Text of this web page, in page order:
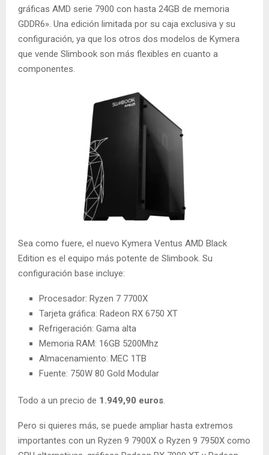
gráficas AMD serie 7900 con hasta 24GB de memoria
GDDR6». Una edición limitada por su caja exclusiva y su
configuración, ya que los otros dos modelos de Kymera
que vende Slimbook son más flexibles en cuanto a
componentes.
Sea como fuere, el nuevo Kymera Ventus AMD Black
Edition es el equipo más potente de Slimbook. Su
configuración base incluye:
Procesador: Ryzen 7 7700X
Tarjeta gráfica: Radeon RX 6750 XT
Refrigeración: Gama alta
Memoria RAM: 16GB 5200Mhz
Almacenamiento: MEC 1TB
Fuente: 750W 80 Gold Modular
Todo a un precio de 1.949,90 euros.
Pero si quieres más, se puede ampliar hasta extremos
importantes con un Ryzen 9 7900X o Ryzen 9 7950X como